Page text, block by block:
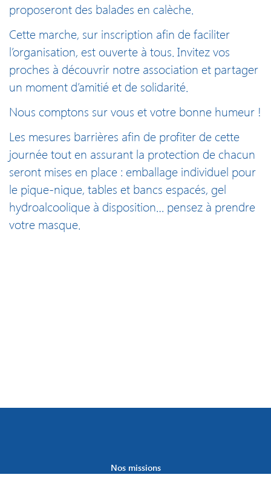
proposeront des balades en calèche.
Cette marche, sur inscription afin de faciliter
l’organisation, est ouverte à tous. Invitez vos
proches à découvrir notre association et partager
un moment d’amitié et de solidarité.
Nous comptons sur vous et votre bonne humeur !
Les mesures barrières afin de profiter de cette
journée tout en assurant la protection de chacun
seront mises en place : emballage individuel pour
le pique-nique, tables et bancs espacés, gel
hydroalcoolique à disposition… pensez à prendre
votre masque.
Nos missions